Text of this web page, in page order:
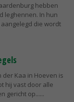
hebben
leghennen. In hun
die wordt
Kaa in Hoeven is
hij vast door alle
gericht op...